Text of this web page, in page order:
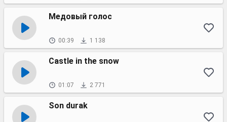
Медовый голос
00:39 1 138
Castle in the snow
01:07 2 771
Son durak